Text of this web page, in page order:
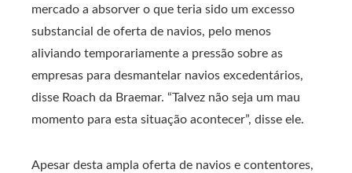
mercado a absorver o que teria sido um excesso
substancial de oferta de navios, pelo menos
aliviando temporariamente a pressão sobre as
empresas para desmantelar navios excedentários,
disse Roach da Braemar. “Talvez não seja um mau
momento para esta situação acontecer”, disse ele.
Apesar desta ampla oferta de navios e contentores,